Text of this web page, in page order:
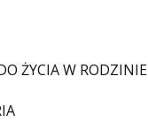
ŻYCIA W RODZINIE